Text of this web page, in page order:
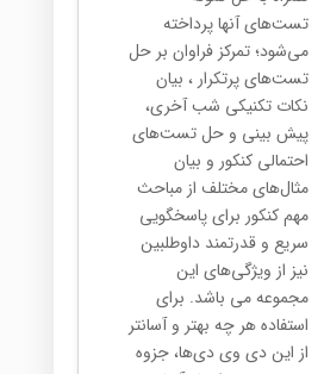
تست‌های آنها پرداخته
می‌شود؛ تمرکز فراوان بر حل
تست‌های پرتکرار ، بیان
نکات تکنیکی شب آخری،
پیش بینی و حل تست‌های
احتمالی کنکور و بیان
مثال‌های مختلف از مباحث
مهم کنکور برای پاسخگویی
سریع و قدرتمند داوطلبین
نیز از ویژگی‌های این
مجموعه می باشد. برای
استفاده هر چه بهتر و آسانتر
از این دی وی دی‌ها، جزوه